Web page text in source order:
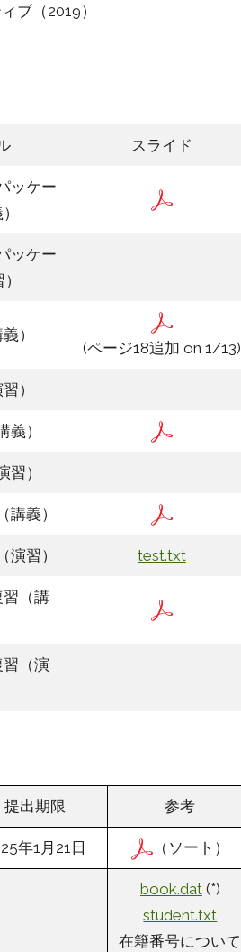
ブ（2019）
スライド
ッケー
ッケー
）
(ページ18追加 on 1/13)
）
義）
習）
講義）
演習） test.txt
習（講
習（演
提出期限 参考
年1月21日 （ソート）
book.dat(*)
student.txt
在籍番号について